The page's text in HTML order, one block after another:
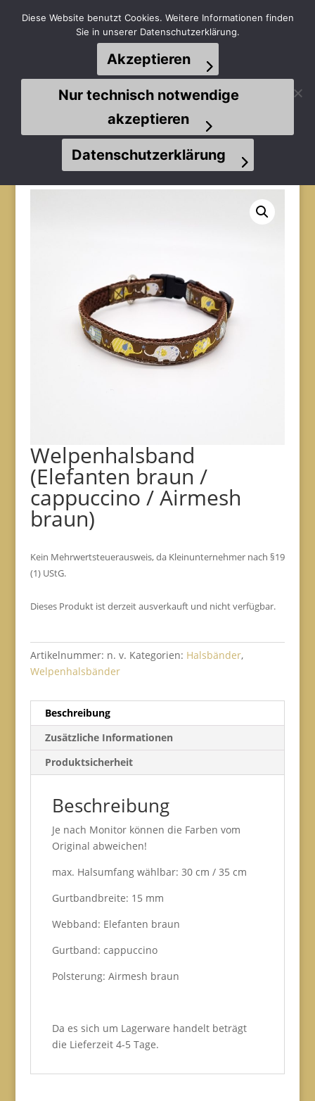
Seite wählen
Halsbänder/Welpenhalsbänder/ Welpenhalsband
(Elefanten braun / cappuccino / Airmesh braun)
Welpenhalsband
(Elefanten braun /
cappuccino / Airmesh
braun)
Kein Mehrwertsteuerausweis, da Kleinunternehmer nach §19
(1) UStG.
Dieses Produkt ist derzeit ausverkauft und nicht verfügbar.
Artikelnummer: n. v. Kategorien: Halsbänder,
Welpenhalsbänder
Beschreibung
Zusätzliche Informationen
Produktsicherheit
Beschreibung
Je nach Monitor können die Farben vom
Original abweichen!
max. Halsumfang wählbar: 30 cm / 35 cm
Gurtbandbreite: 15 mm
Webband: Elefanten braun
Gurtband: cappuccino
Polsterung: Airmesh braun
Da es sich um Lagerware handelt beträgt
die Lieferzeit 4-5 Tage.
Diese Website benutzt Cookies. Weitere Informationen finden
Sie in unserer Datenschutzerklärung.
Akzeptieren
Nur technisch notwendige
akzeptieren
Datenschutzerklärung